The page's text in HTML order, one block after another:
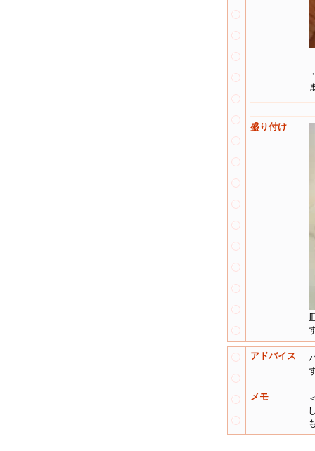
盛り付け
アドバイス
メモ